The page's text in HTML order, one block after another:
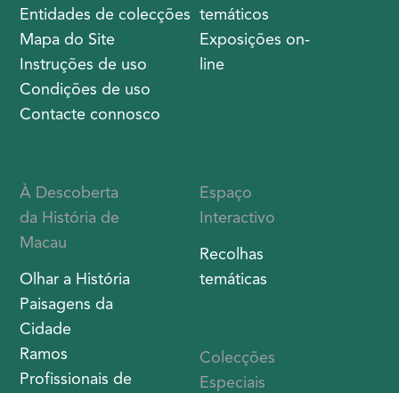
Entidades de colecções
Mapa do Site
Instruções de uso
Condições de uso
Contacte connosco
temáticos
Exposições on-
line
À Descoberta
da História de
Macau
Olhar a História
Paisagens da
Cidade
Ramos
Profissionais de
Espaço
Interactivo
Recolhas
temáticas
Colecções
Especiais